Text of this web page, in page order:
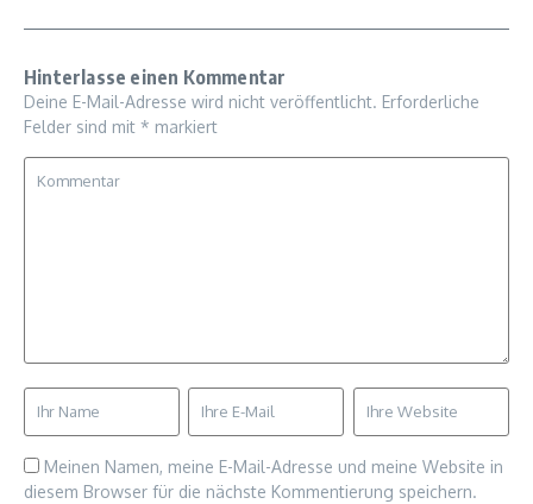
Hinterlasse einen Kommentar
Deine E-Mail-Adresse wird nicht veröffentlicht. Erforderliche
Felder sind mit * markiert
Meinen Namen, meine E-Mail-Adresse und meine Website in
diesem Browser für die nächste Kommentierung speichern.